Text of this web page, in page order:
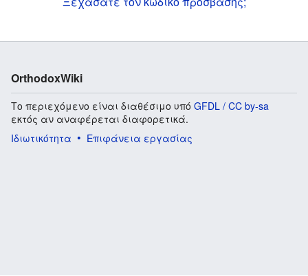
OrthodoxWiki
Το περιεχόμενο είναι διαθέσιμο υπό GFDL / CC by-sa
εκτός αν αναφέρεται διαφορετικά.
Ιδιωτικότητα
Επιφάνεια εργασίας